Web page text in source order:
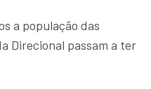
a população das
Direcional passam a ter